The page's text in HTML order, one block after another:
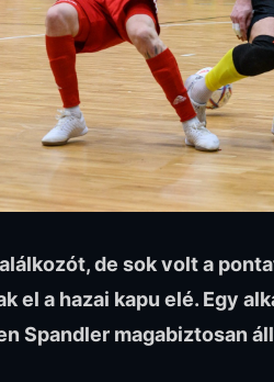
de sok volt a
el a hazai kapu elé. Egy
Spandler magabiztosan